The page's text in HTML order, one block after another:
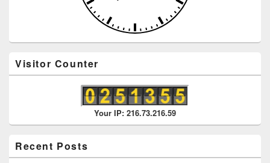
Visitor Counter
Your IP: 216.73.216.59
Recent Posts